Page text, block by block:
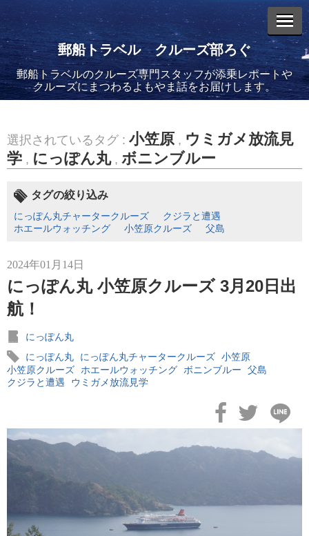
郵船トラベル クルーズ部ろぐ
郵船トラベルのクルーズ専門スタッフが添乗レポートや
クルーズにまつわるよもやま話をお届けします。
選択されているタグ : 小笠原 , ウミガメ放流見
学 , にっぽん丸, ボニンブルー
タグの絞り込み
にっぽん丸チャータークルーズ
クジラと遭遇
ホエールウォッチング
小笠原クルーズ 父島
2024年01月14日
にっぽん丸 小笠原クルーズ 3月20日出
航！
にっぽん丸
にっぽん丸
にっぽん丸チャータークルーズ 小笠原
小笠原クルーズ
ホエールウォッチング ボニンブルー
父島
クジラと遭遇
ウミガメ放流見学
エントリーリスト
バイキング・エデンに乗船してきました！(2)
2026年08月05日
バイキング・エデンに乗船してきました！(1)
飛鳥II アジアグランドクルーズおかえりなさい！
飛鳥II 2027年オセアニアグランドクルーズ発表！